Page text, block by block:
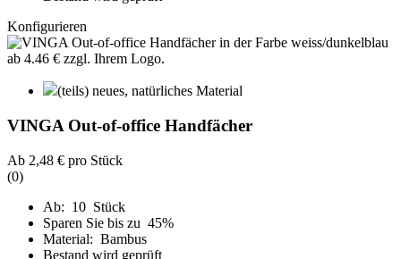
Konfigurieren
(teils) neues, natürliches Material
VINGA Out-of-office Handfächer
Ab 2,48 € pro Stück
(0)
Ab: 10 Stück
Sparen Sie bis zu 45%
Material: Bambus
Bestand wird geprüft